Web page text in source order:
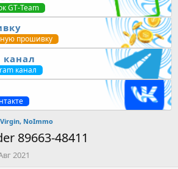
GT-Team
прошивку
канал
NoImmo
89663-48411
2021